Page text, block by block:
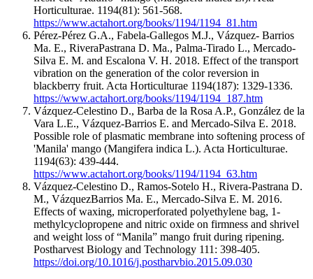
Horticulturae. 1194(81): 561-568.
https://www.actahort.org/books/1194/1194_81.htm
Pérez-Pérez G.A., Fabela-Gallegos M.J., Vázquez- Barrios
Ma. E., RiveraPastrana D. Ma., Palma-Tirado L., Mercado-
Silva E. M. and Escalona V. H. 2018. Effect of the transport
vibration on the generation of the color reversion in
blackberry fruit. Acta Horticulturae 1194(187): 1329-1336.
https://www.actahort.org/books/1194/1194_187.htm
Vázquez-Celestino D., Barba de la Rosa A.P., González de la
Vara L.E., Vázquez-Barrios E. and Mercado-Silva E. 2018.
Possible role of plasmatic membrane into softening process of
'Manila' mango (Mangifera indica L.). Acta Horticulturae.
1194(63): 439-444.
https://www.actahort.org/books/1194/1194_63.htm
Vázquez-Celestino D., Ramos-Sotelo H., Rivera-Pastrana D.
M., VázquezBarrios Ma. E., Mercado-Silva E. M. 2016.
Effects of waxing, microperforated polyethylene bag, 1-
methylcyclopropene and nitric oxide on firmness and shrivel
and weight loss of “Manila” mango fruit during ripening.
Postharvest Biology and Technology 111: 398-405.
https://doi.org/10.1016/j.postharvbio.2015.09.030